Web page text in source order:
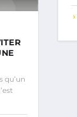
qu’un